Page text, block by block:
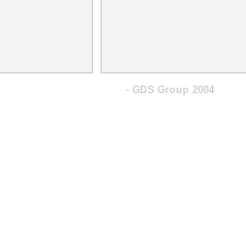
- GDS Group 2004